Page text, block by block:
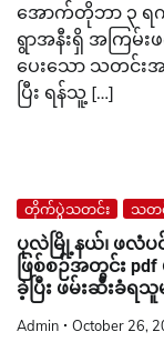
အောက်တိုဘာ ၃ ရက်
ရွာအနီးရှိ အကြမ်း
ပေးသော သတင်းအ
ပြီး ရန်သူ့ […]
တိုက်ပွဲသတင်း သတ
ပုလဲမြို့နယ်၊ ဖလံပ
ဖြစ်စဉ်အတွင်း
ခဲ့ပြီး ဖမ်းဆီးခံရ
Admin October 26,